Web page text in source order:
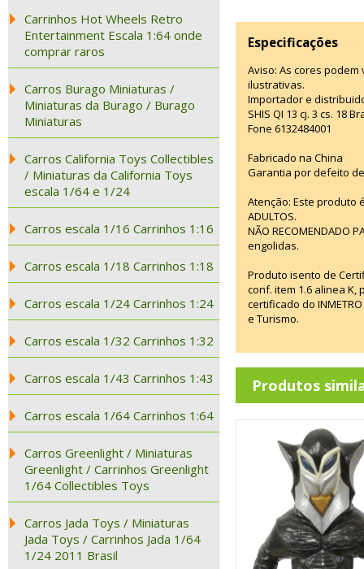
Carrinhos Hot Wheels Retro
Entertainment Escala 1:64 onde
comprar raros
Carros Burago Miniaturas /
Miniaturas da Burago / Burago
Miniaturas
Carros California Toys Collectibles
/ Miniaturas da California Toys
escala 1/64 e 1/24
Carros escala 1/16 Carrinhos 1:16
Carros escala 1/18 Carrinhos 1:18
Carros escala 1/24 Carrinhos 1:24
Carros escala 1/32 Carrinhos 1:32
Carros escala 1/43 Carrinhos 1:43
Carros escala 1/64 Carrinhos 1:64
Carros Greenlight / Miniaturas
Greenlight / Carrinhos Greenlight
1/64 Collectibles Toys
Carros Jada Toys / Miniaturas
Jada Toys / Carrinhos Jada 1/64
1/24 2011 Brasil
Especificações
Aviso: As cores
ilustrativas.
Importador e
SHIS QI 13 cj. 3 cs. 18
Fone 6132484001
Fabricado na China
Garantia por defeito
Atenção: Este produto
ADULTOS.
NÃO RECOMENDADO
engolidas.
Produto isento de
conf. item 1.6 alinea
certificado do
e Turismo.
Produtos